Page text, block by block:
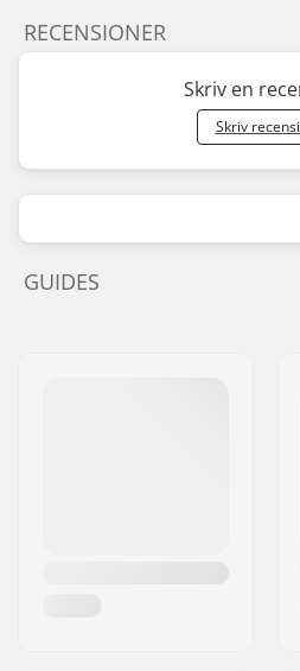
RECENSIONER
Skriv en
Skriv
GUIDES